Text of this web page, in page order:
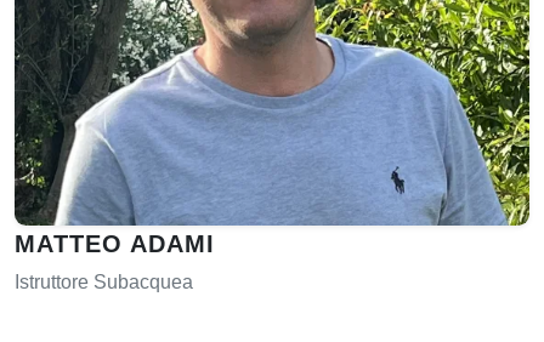
MATTEO ADAMI
Istruttore Subacquea